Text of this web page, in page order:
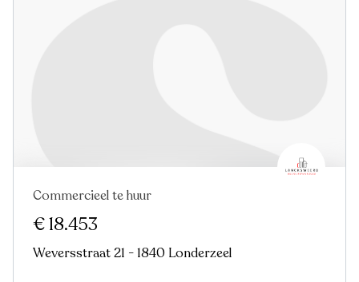
Commercieel te huur
€ 18.453
Weversstraat 21 - 1840 Londerzeel